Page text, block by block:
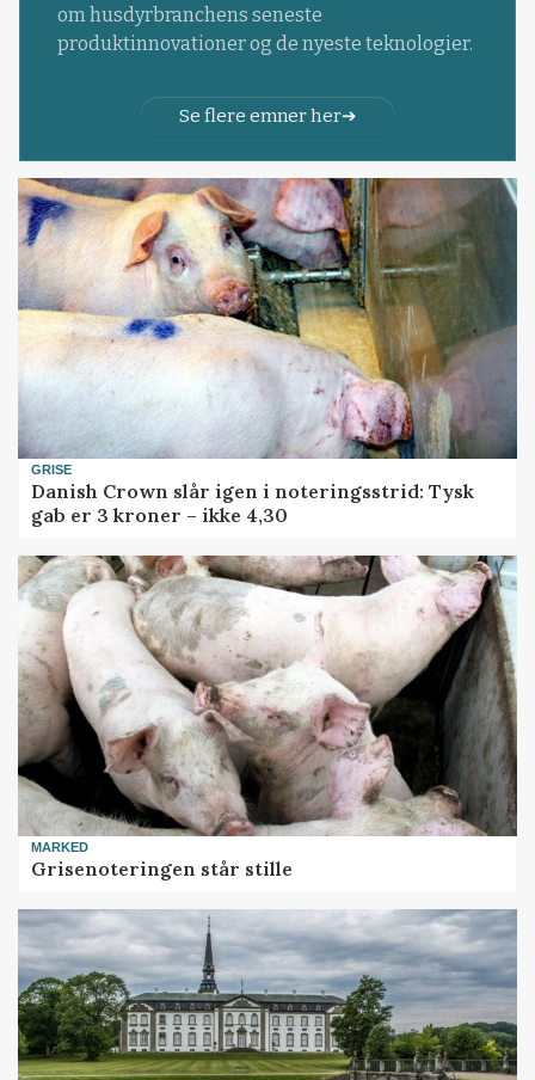
om husdyrbranchens seneste
produktinnovationer og de nyeste teknologier.
Se flere emner her
GRISE
Danish Crown slår igen i noteringsstrid: Tysk
gab er 3 kroner – ikke 4,30
MARKED
Grisenoteringen står stille